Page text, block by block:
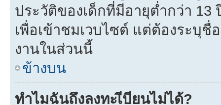
ประวัติของเด็กที่มีอายุต่ำกว่า
เพื่อเข้าชมเวบไซต์ แต่ต้องระบุชื่
งานในส่วนนี้
ข้างบน
ทำไมฉันถึงลงทะเีบียนไม่ได้?